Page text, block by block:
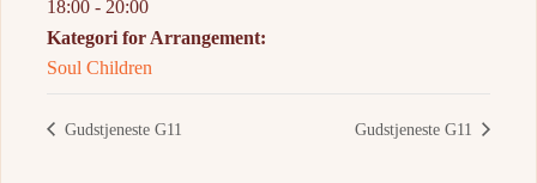
18:00 - 20:00
Kategori for Arrangement:
Soul Children
Gudstjeneste G11 Gudstjeneste G11